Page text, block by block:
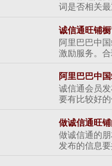
词是否相关
诚信通旺铺
阿里巴巴中
激励服务。
阿里巴巴中
诚信通会员
要有比较好
做诚信通旺
做诚信通的
发布的信息